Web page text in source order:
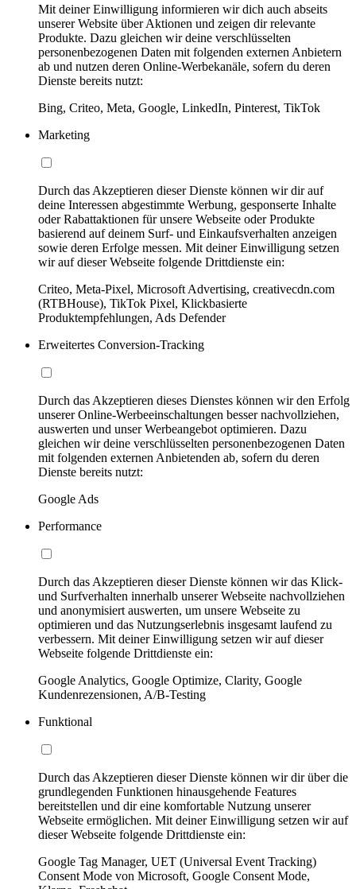
Mit deiner Einwilligung informieren wir dich auch abseits
unserer Website über Aktionen und zeigen dir relevante
Produkte. Dazu gleichen wir deine verschlüsselten
personenbezogenen Daten mit folgenden externen Anbietern
ab und nutzen deren Online-Werbekanäle, sofern du deren
Dienste bereits nutzt:
Bing, Criteo, Meta, Google, LinkedIn, Pinterest, TikTok
Marketing
Durch das Akzeptieren dieser Dienste können wir dir auf
deine Interessen abgestimmte Werbung, gesponserte Inhalte
oder Rabattaktionen für unsere Webseite oder Produkte
basierend auf deinem Surf- und Einkaufsverhalten anzeigen
sowie deren Erfolge messen. Mit deiner Einwilligung setzen
wir auf dieser Webseite folgende Drittdienste ein:
Criteo, Meta-Pixel, Microsoft Advertising, creativecdn.com
(RTBHouse), TikTok Pixel, Klickbasierte
Produktempfehlungen, Ads Defender
Erweitertes Conversion-Tracking
Durch das Akzeptieren dieses Dienstes können wir den Erfolg
unserer Online-Werbeeinschaltungen besser nachvollziehen,
auswerten und unser Werbeangebot optimieren. Dazu
gleichen wir deine verschlüsselten personenbezogenen Daten
mit folgenden externen Anbietenden ab, sofern du deren
Dienste bereits nutzt:
Google Ads
Performance
Durch das Akzeptieren dieser Dienste können wir das Klick-
und Surfverhalten innerhalb unserer Webseite nachvollziehen
und anonymisiert auswerten, um unsere Webseite zu
optimieren und das Nutzungserlebnis insgesamt laufend zu
verbessern. Mit deiner Einwilligung setzen wir auf dieser
Webseite folgende Drittdienste ein:
Google Analytics, Google Optimize, Clarity, Google
Kundenrezensionen, A/B-Testing
Funktional
Durch das Akzeptieren dieser Dienste können wir dir über die
grundlegenden Funktionen hinausgehende Features
bereitstellen und dir eine komfortable Nutzung unserer
Webseite ermöglichen. Mit deiner Einwilligung setzen wir auf
dieser Webseite folgende Drittdienste ein:
Google Tag Manager, UET (Universal Event Tracking)
Consent Mode von Microsoft, Google Consent Mode,